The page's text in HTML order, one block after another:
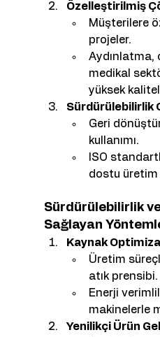
Özelleştirilmiş
Müşterilere
projeler.
medikal
yüksek
Sürdürülebilirlik
Geri
kullanımı.
ISO
dostu üretim
Sürdürülebilirlik
Sağlayan
Kaynak
Üretim
atık prensibi.
Enerji
makinelerle
Yenilikçi Ürün